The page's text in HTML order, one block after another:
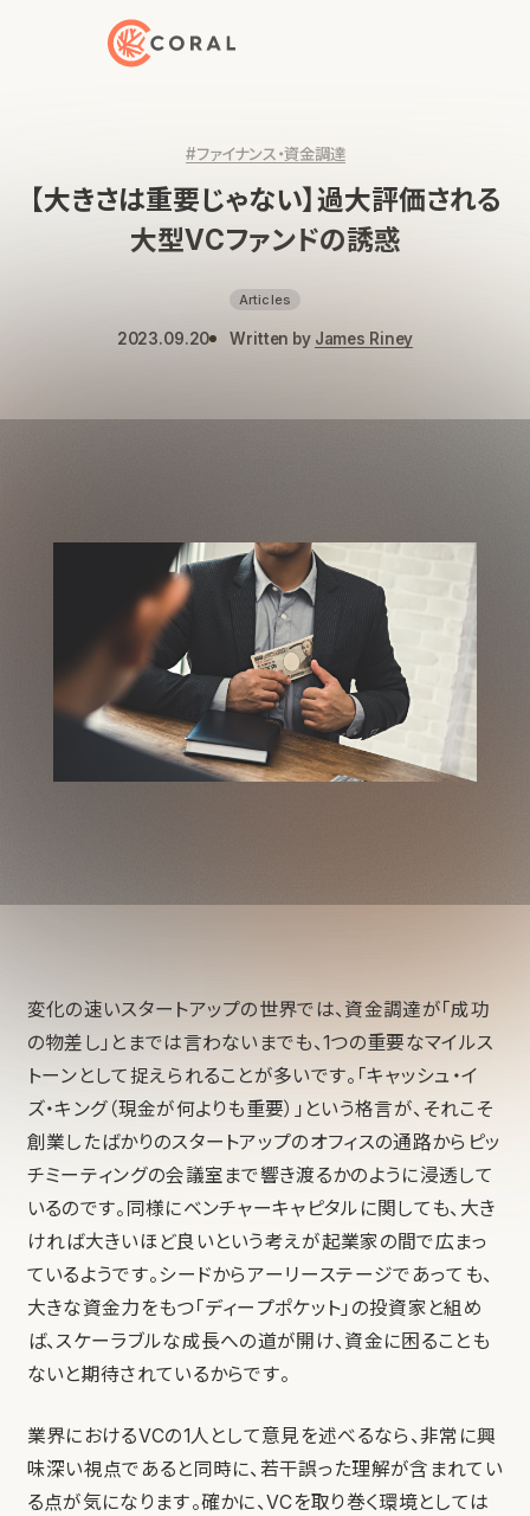
トップページへ戻る
#ファイナンス・資金調達
【大きさは重要じゃない】過大評価される
大型VCファンドの誘惑
Articles
2023.09.20 Written by James Riney
変化の速いスタートアップの世界では、資金調達が「成功
の物差し」とまでは言わないまでも、1つの重要なマイルス
トーンとして捉えられることが多いです。「キャッシュ・イ
ズ・キング（現金が何よりも重要）」という格言が、それこそ
創業したばかりのスタートアップのオフィスの通路からピッ
チミーティングの会議室まで響き渡るかのように浸透して
いるのです。同様にベンチャーキャピタルに関しても、大き
ければ大きいほど良いという考えが起業家の間で広まっ
ているようです。シードからアーリーステージであっても、
大きな資金力をもつ「ディープポケット」の投資家と組め
ば、スケーラブルな成長への道が開け、資金に困ることも
ないと期待されているからです。
業界におけるVCの1人として意見を述べるなら、非常に興
味深い視点であると同時に、若干誤った理解が含まれてい
る点が気になります。確かに、VCを取り巻く環境としては